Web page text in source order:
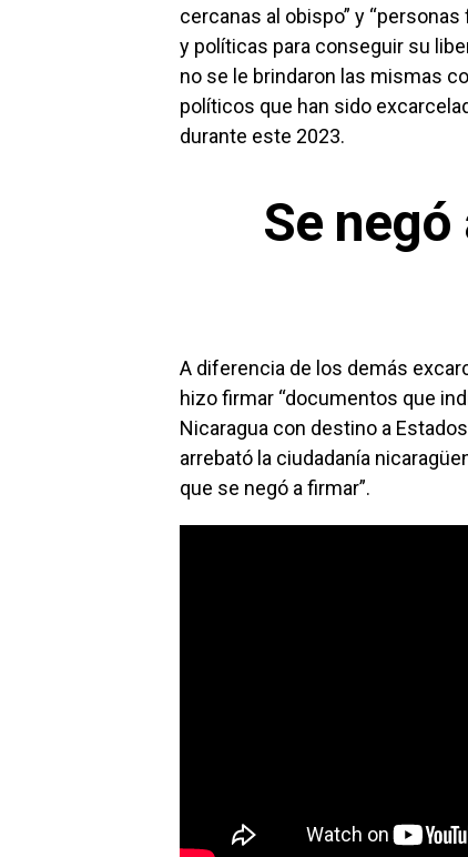
cercanas al obispo” y
y políticas para conseguir su
no se le brindaron las mismas
políticos que han sido
durante este 2023.
Se
A diferencia de los demás
hizo firmar “documentos que
Nicaragua con destino a
arrebató la ciudadanía
que se negó a firmar”.